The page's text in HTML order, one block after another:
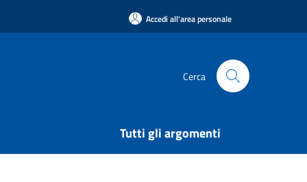
Accedi all'area personale
Cerca
Tutti gli argomenti